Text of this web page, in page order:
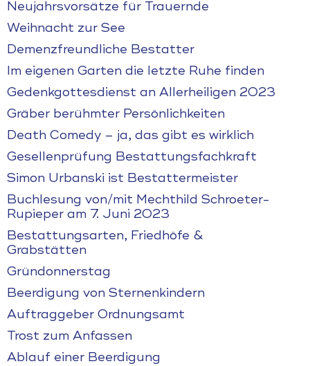
Neujahrsvorsätze für Trauernde
Weihnacht zur See
Demenzfreundliche Bestatter
Im eigenen Garten die letzte Ruhe finden
Gedenkgottesdienst an Allerheiligen 2023
Gräber berühmter Persönlichkeiten
Death Comedy – ja, das gibt es wirklich
Gesellenprüfung Bestattungsfachkraft
Simon Urbanski ist Bestattermeister
Buchlesung von/mit Mechthild Schroeter-
Rupieper am 7. Juni 2023
Bestattungsarten, Friedhöfe &
Grabstätten
Gründonnerstag
Beerdigung von Sternenkindern
Auftraggeber Ordnungsamt
Trost zum Anfassen
Ablauf einer Beerdigung